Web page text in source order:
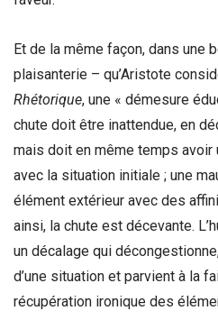
Et de la même façon, dans une
plaisanterie – qu’Aristote
Rhétorique, une « démesure
chute doit être inattendue, en
mais doit en même temps
avec la situation initiale ; une
élément extérieur avec des
ainsi, la chute est décevante.
un décalage qui
d’une situation et parvient à la
récupération ironique des